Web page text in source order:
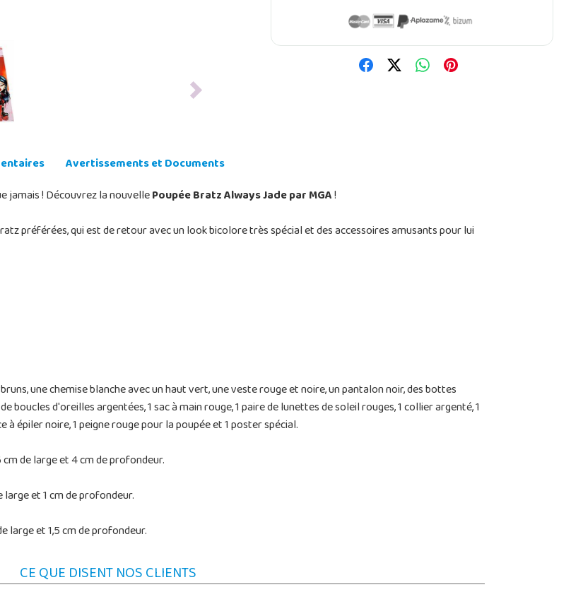
Next
Avertissements et Documents
jamais ! Découvrez la nouvellePoupée Bratz Always Jade par MGA!
préférées, qui est de retour avec un look bicolore très spécial et des accessoires amusants pour lui
une chemise blanche avec un haut vert, une veste rouge et noire, un pantalon noir, des bottes
d'oreilles argentées, 1 sac à main rouge, 1 paire de lunettes de soleil rouges, 1 collier argenté, 1
épiler noire, 1 peigne rouge pour la poupée et 1 poster spécial.
de large et 4 cm de profondeur.
et 1 cm de profondeur.
large et 1,5 cm de profondeur.
CE QUE DISENT NOS CLIENTS